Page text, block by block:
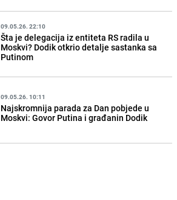
09.05.26. 22:10
Šta je delegacija iz entiteta RS radila u
Moskvi? Dodik otkrio detalje sastanka sa
Putinom
09.05.26. 10:11
Najskromnija parada za Dan pobjede u
Moskvi: Govor Putina i građanin Dodik